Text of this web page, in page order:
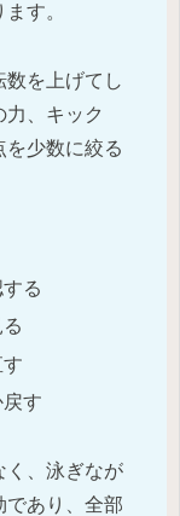
す。
数を上げてし
、キック
少数に絞る
る
す
く、泳ぎなが
であり、全部